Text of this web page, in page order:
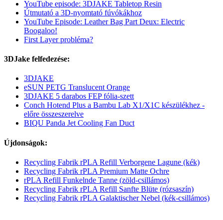
YouTube episode: 3DJAKE Tabletop Resin
Útmutató a 3D-nyomtató fúvókákhoz
YouTube Episode: Leather Bag Part Deux: Electric
Boogaloo!
First Layer probléma?
3DJake felfedezése:
3DJAKE
eSUN PETG Translucent Orange
3DJAKE 5 darabos FEP fólia-szett
Conch Hotend Plus a Bambu Lab X1/X1C készülékhez -
előre összeszerelve
BIQU Panda Jet Cooling Fan Duct
Újdonságok:
Recycling Fabrik rPLA Refill Verborgene Lagune (kék)
Recycling Fabrik rPLA Premium Matte Ochre
rPLA Refill Funkelnde Tanne (zöld-csillámos)
Recycling Fabrik rPLA Refill Sanfte Blüte (rózsaszín)
Recycling Fabrik rPLA Galaktischer Nebel (kék-csillámos)